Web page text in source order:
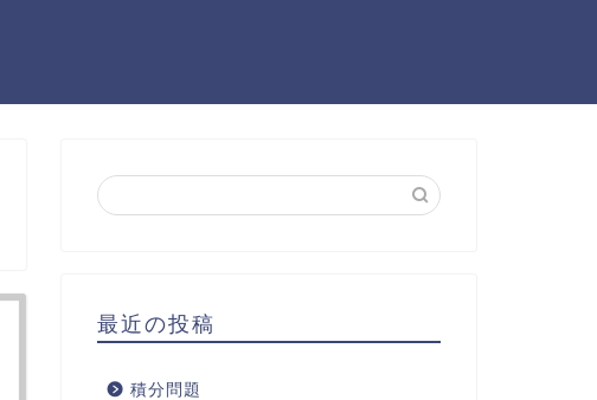
最近の投稿
積分問題